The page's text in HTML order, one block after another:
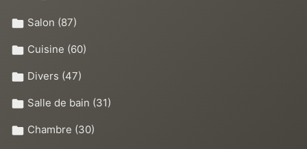
Salon (87)
Cuisine (60)
Divers (47)
Salle de bain (31)
Chambre (30)